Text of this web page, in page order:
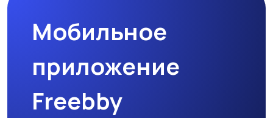
Мобильное
приложение
Freebby